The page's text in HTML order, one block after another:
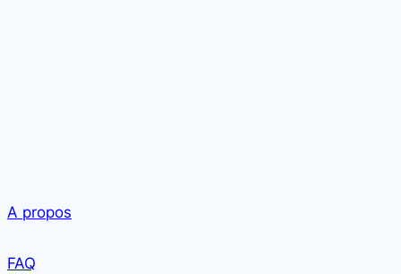
A propos
FAQ